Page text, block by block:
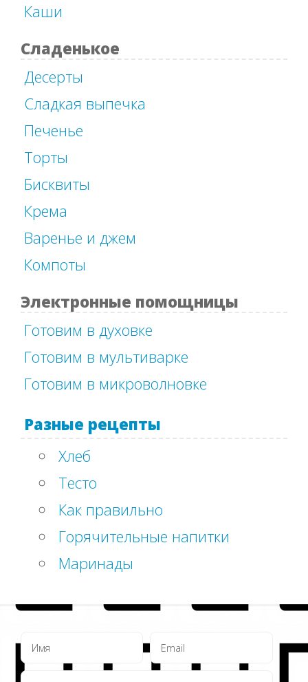
Каши
Сладенькое
Десерты
Сладкая выпечка
Печенье
Торты
Бисквиты
Крема
Варенье и джем
Компоты
Электронные помощницы
Готовим в духовке
Готовим в мультиварке
Готовим в микроволновке
Разные рецепты
Хлеб
Тесто
Как правильно
Горячительные напитки
Маринады